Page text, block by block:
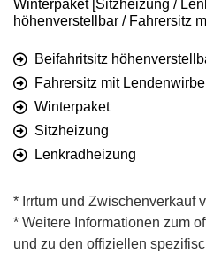
Winterpaket [Sitzheizung /
höhenverstellbar / Fahrersitz
Beifahritsitz
Fahrersitz mit
Winterpaket
Sitzheizung
Lenkradheizung
* Irrtum und Zwischenverkauf
* Weitere Informationen zum
und zu den offiziellen